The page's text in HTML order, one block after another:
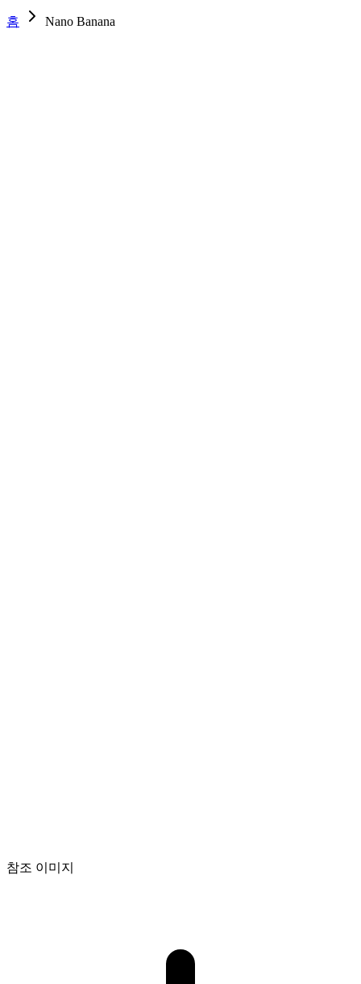
홈 Nano Banana
참조 이미지